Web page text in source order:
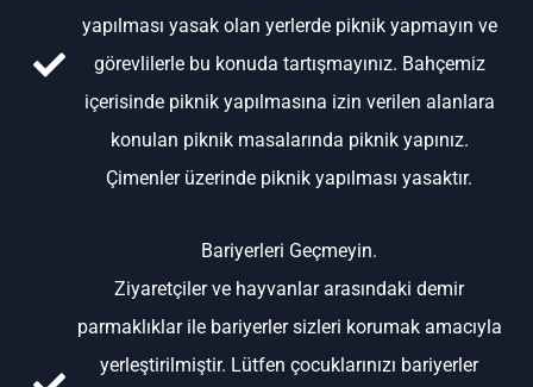
yapılması yasak olan yerlerde piknik yapmayın ve
görevlilerle bu konuda tartışmayınız. Bahçemiz
içerisinde piknik yapılmasına izin verilen alanlara
konulan piknik masalarında piknik yapınız.
Çimenler üzerinde piknik yapılması yasaktır.
Bariyerleri Geçmeyin.
Ziyaretçiler ve hayvanlar arasındaki demir
parmaklıklar ile bariyerler sizleri korumak amacıyla
yerleştirilmiştir. Lütfen çocuklarınızı bariyerler